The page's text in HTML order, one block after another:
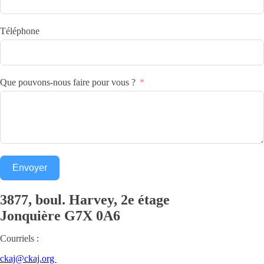
Téléphone
Que pouvons-nous faire pour vous ?
Envoyer
3877, boul. Harvey, 2e étage
Jonquière G7X 0A6
Courriels :
ckaj@ckaj.org